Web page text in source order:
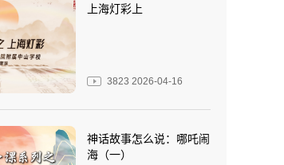
上海灯彩上
3823 2026-04-16
神话故事怎么说：哪吒闹
海（一）